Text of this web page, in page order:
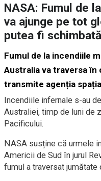
NASA: Fumul de
va ajunge pe tot
putea fi schimbată
Fumul de la incendiile
Australia va traversa în
transmite agenția
Incendiile infernale s-au
Australiei, timp de luni de
Pacificului.
NASA susține că urmele
Americii de Sud în jurul
fumul a traversat